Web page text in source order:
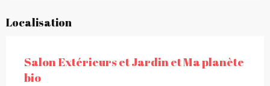
Localisation
Salon Extérieurs et Jardin et Ma planète
bio